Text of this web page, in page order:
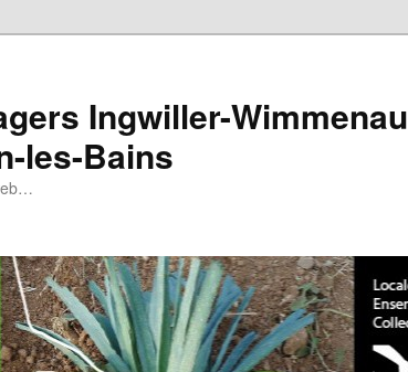
Ingwiller-Wimmenau
les-Bains